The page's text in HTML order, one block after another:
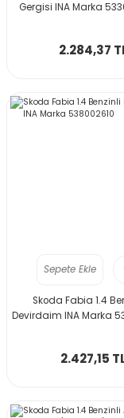
Gergisi INA Marka
2.284,37
Sepete Ekle
Skoda Fabia 1.4
Devirdaim INA Marka
2.427,15